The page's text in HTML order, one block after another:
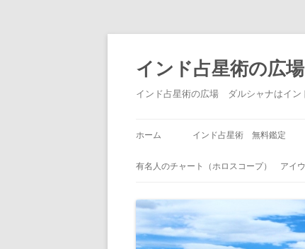
インド占星術の広
インド占星術の広場 ダルシャナはイン
ホーム インド占星術 無料鑑定
有名人のチャート（ホロスコープ） アイウ